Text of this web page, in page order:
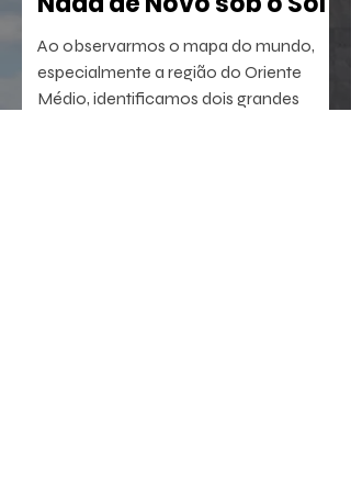
Ao observarmos o mapa do mundo,
especialmente a região do Oriente
Médio, identificamos dois grandes